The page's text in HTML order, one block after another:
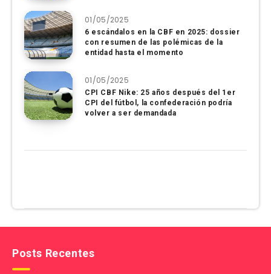
01/05/2025
6 escándalos en la CBF en 2025: dossier
con resumen de las polémicas de la
entidad hasta el momento
01/05/2025
CPI CBF Nike: 25 años después del 1er
CPI del fútbol, ​​la confederación podría
volver a ser demandada
Posts Recentes